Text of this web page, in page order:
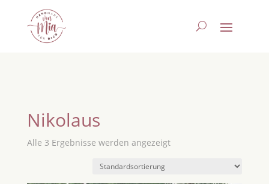
Nikolaus
Alle 3 Ergebnisse werden angezeigt